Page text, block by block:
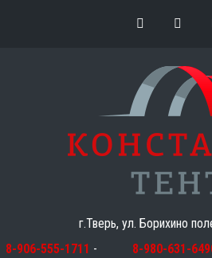
г.Тверь, ул. Борихино
8-906-555-1711 -
8-980-631-